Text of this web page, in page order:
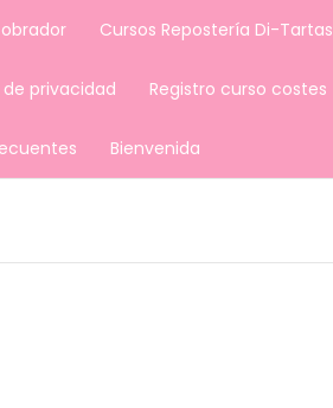
Cursos Repostería Di-Tartas
privacidad Registro curso costes
Bienvenida